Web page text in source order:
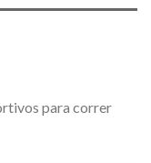
para correr